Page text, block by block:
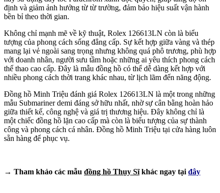
định và giảm ảnh hưởng từ từ trường, đảm bảo hiệu suất vận hành
bền bỉ theo thời gian.
Không chỉ mạnh mẽ về kỹ thuật, Rolex 126613LN còn là biểu
tượng của phong cách sống đẳng cấp. Sự kết hợp giữa vàng và thép
mang lại vẻ ngoài sang trọng nhưng không quá phô trương, phù hợp
với doanh nhân, người sưu tầm hoặc những ai yêu thích phong cách
thể thao cao cấp. Đây là mẫu đồng hồ có thể dễ dàng kết hợp với
nhiều phong cách thời trang khác nhau, từ lịch lãm đến năng động.
Đồng hồ Minh Triệu đánh giá Rolex 126613LN là một trong những
mẫu Submariner demi đáng sở hữu nhất, nhờ sự cân bằng hoàn hảo
giữa thiết kế, công nghệ và giá trị thương hiệu. Đây không chỉ là
một chiếc đồng hồ lặn cao cấp mà còn là biểu tượng của sự thành
công và phong cách cá nhân. Đồng hồ Minh Triệu tại cửa hàng luôn
sẵn hàng để phục vụ.
→ Tham khảo các mẫu đồng hồ Thụy Sĩkhác ngay tại đây